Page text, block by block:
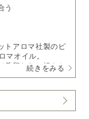
う
トアロマ社製のピ
オイル。
希釈した、軽やか
続きをみる